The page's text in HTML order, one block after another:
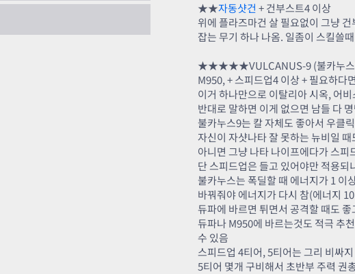
쉘터] 기술 정석운영 기본서 2021.01.07
리스마스 에디션 무기 정밀 리뷰! 2021.01.04
★★자동샷건 + 건부스트4 이상
위에 플라즈마건 살 필요없이 그냥
잡는 무기 하나 나옴. 일좀이 스킬쓸
★★★★★VULCANUS-9 (불카누스
M950, + 스피드업4 이상 + 필요하다
이거 하나만으로 이탈리아 시옥, 어
반대로 말하면 이게 없으면 남들 다
불카누스9는 칼 자체도 좋아서 우클
자신이 자샷나타 잘 못하는 뉴비일
아니면 그냥 나타 나이프에다가 스피
단 스피드업은 들고 있어야만 적용
불카누스는 폭딜할 때 에너지가 1 이
바꿔줘야 에너지가 다시 참(에너지
듀파에 바르면 튀면서 공격할 때도
듀파나 M950에 바르는것도 적극 추
수 있음
스피드업 4티어, 5티어는 그리 비싸
5티어 몇개 구비해서 초반부 주력 권